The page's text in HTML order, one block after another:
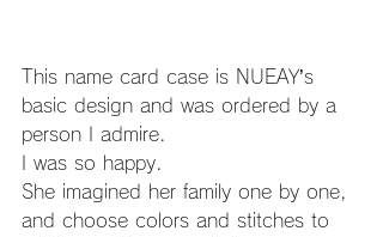
This name card case is NUEAY’s
basic design and was ordered by a
person I admire.
I was so happy.
She imagined her family one by one,
and choose colors and stitches to